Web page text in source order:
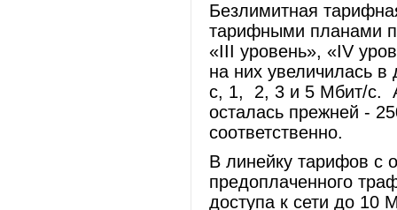
Безлимитная
тарифными планами
«III уровень», «IV
на них увеличилась в
с, 1, 2, 3 и 5 Мбит/с.
осталась прежней -
соответственно.
В линейку тарифов с
предоплаченного
доступа к сети до 10